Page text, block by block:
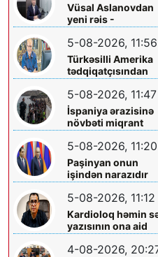
Vüsal Aslanovdan
yeni rəis -
Təyinatları
5-08-2026, 11:56
Türkəsilli Amerika
tədqiqatçısından
Talebinə -
Vardanyanla bağlı
çağırış
5-08-2026, 11:47
İspaniya ərazisinə
növbəti miqrant
axını gözlənilir?
5-08-2026, 11:20
Paşinyan onun
işindən narazıdır
5-08-2026, 11:12
Kardioloq həmin
yazısının ona aid
olmadığını -
Açıqladı
4-08-2026,